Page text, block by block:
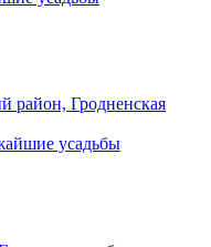
район, Гродненская